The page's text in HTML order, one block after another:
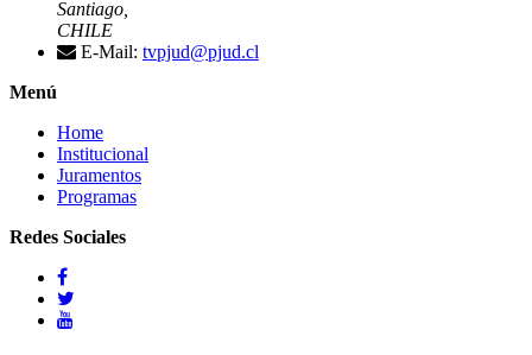
Santiago,
CHILE
E-Mail: tvpjud@pjud.cl
Menú
Home
Institucional
Juramentos
Programas
Redes Sociales